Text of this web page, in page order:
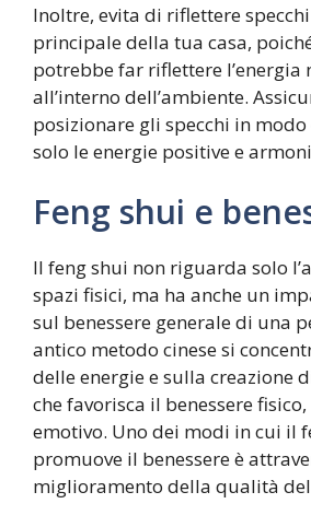
Inoltre, evita di riflettere specchi
principale della tua casa,
potrebbe far riflettere l’energia
all’interno dell’ambiente.
posizionare gli specchi in
solo le energie positive e
Feng shui e
Il feng shui non riguarda solo
spazi fisici, ma ha anche un
sul benessere generale di una
antico metodo cinese si
delle energie e sulla creazione
che favorisca il benessere
emotivo. Uno dei modi in cui il
promuove il benessere è
miglioramento della qualità del